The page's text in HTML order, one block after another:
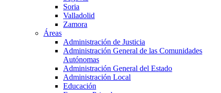
Soria
Valladolid
Zamora
Áreas
Administración de Justicia
Administración General de las Comunidades
Autónomas
Administración General del Estado
Administración Local
Educación